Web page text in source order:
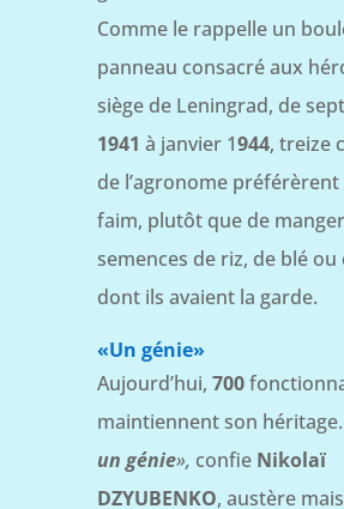
Comme le rappelle un
panneau consacré aux
siège de Leningrad, de
1941 à janvier 1944, treize
de l’agronome
faim, plutôt que de
semences de riz, de blé ou
dont ils avaient la garde.
«Un génie»
Aujourd’hui, 700
maintiennent son héritage.
un génie», confie Nikolaï
DZYUBENKO, austère